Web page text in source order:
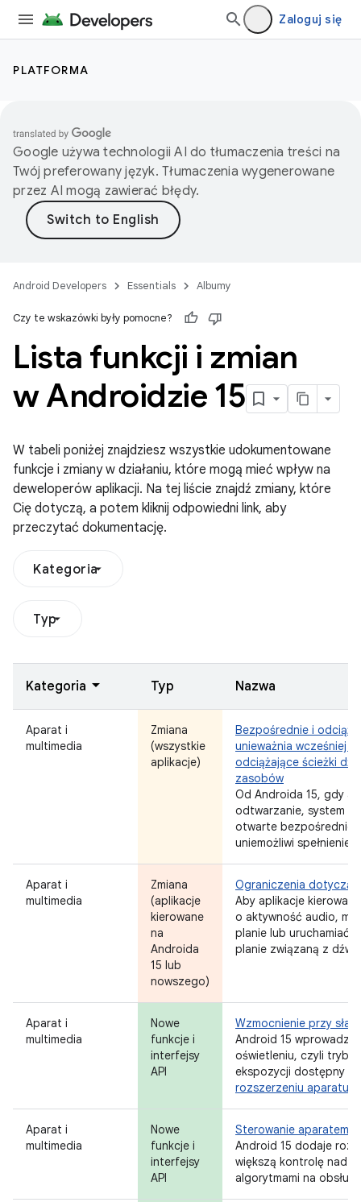
Zaloguj się
PLATFORMA
Google używa technologii AI do tłumaczenia treści na
Twój preferowany język. Tłumaczenia wygenerowane
przez AI mogą zawierać błędy.
Android Developers Essentials Albumy
Czy te wskazówki były pomocne?
Lista funkcji i zmian
w Androidzie 15
W tabeli poniżej znajdziesz wszystkie udokumentowane
funkcje i zmiany w działaniu, które mogą mieć wpływ na
deweloperów aplikacji. Na tej liście znajdź zmiany, które
Cię dotyczą, a potem kliknij odpowiedni link, aby
przeczytać dokumentację.
Kategoria
Typ
Kategoria Typ Nazwa
Aparat i
multimedia
Zmiana
(wszystkie
aplikacje)
Bezpośrednie i
unieważnia wcześniej
odciążające ścieżki
zasobów
Od Androida 15, gdy
odtwarzanie, system
otwarte bezpośrednie
uniemożliwi spełnienie
Aparat i
multimedia
Zmiana
(aplikacje
kierowane
na
Androida
15 lub
nowszego)
Ograniczenia
Aby aplikacje
o aktywność audio,
planie lub uruchamiać
planie związaną z
Aparat i
multimedia
Nowe
funkcje i
interfejsy
API
Wzmocnienie przy
Android 15 wprowadza
oświetleniu, czyli tryb
ekspozycji dostępny
rozszerzeniu aparatu
Aparat i
multimedia
Nowe
funkcje i
interfejsy
API
Sterowanie aparatem
Android 15 dodaje
większą kontrolę nad
algorytmami na